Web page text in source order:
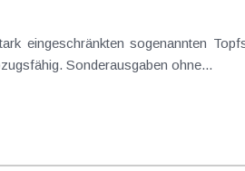
eingeschränkten sogenannten
Sonderausgaben ohne...